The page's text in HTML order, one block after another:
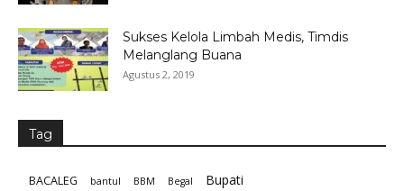
Sukses Kelola Limbah Medis, Timdis
Melanglang Buana
Agustus 2, 2019
Tag
BACALEG bantul BBM Begal Bupati